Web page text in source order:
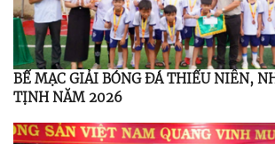
BẾ MẠC GIẢI BÓNG ĐÁ THIẾU NIÊN,
TỊNH NĂM 2026